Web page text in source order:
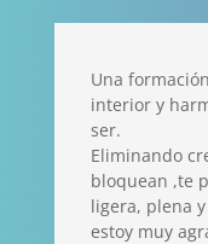
Una
interior y
ser.
Eliminando
bloquean ,te
ligera, plena
estoy muy